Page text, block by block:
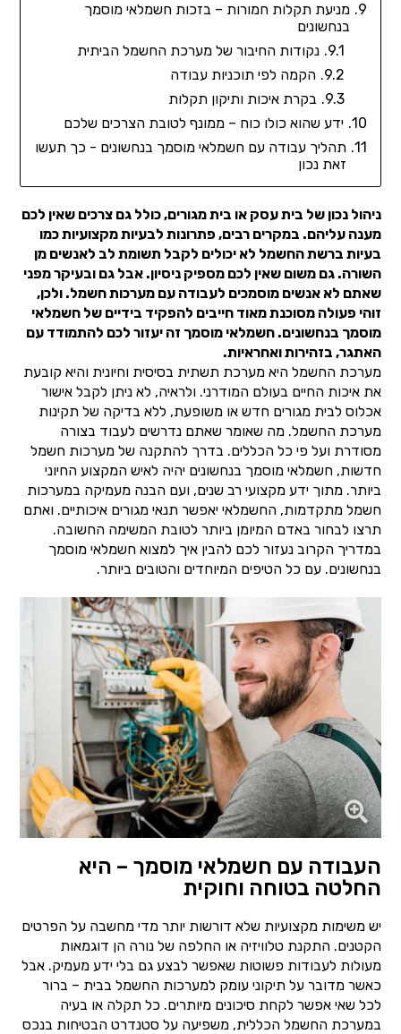
מניעת תקלות חמורות – בזכות חשמלאי מוסמך
בנחשונים
נקודות החיבור של מערכת החשמל הביתית
הקמה לפי תוכניות עבודה
בקרת איכות ותיקון תקלות
ידע שהוא כולו כוח – ממונף לטובת הצרכים שלכם
תהליך עבודה עם חשמלאי מוסמך בנחשונים - כך תעשו
זאת נכון
ניהול נכון של בית עסק או בית מגורים, כולל גם צרכים שאין לכם
מענה עליהם. במקרים רבים, פתרונות לבעיות מקצועיות כמו
בעיות ברשת החשמל לא יכולים לקבל תשומת לב לאנשים מן
השורה. גם משום שאין לכם מספיק ניסיון. אבל גם ובעיקר מפני
שאתם לא אנשים מוסמכים לעבודה עם מערכות חשמל. ולכן,
זוהי פעולה מסוכנת מאוד חייבים להפקיד בידיים של חשמלאי
מוסמך בנחשונים. חשמלאי מוסמך זה יעזור לכם להתמודד עם
האתגר, בזהירות ואחראיות.
מערכת החשמל היא מערכת תשתית בסיסית וחיונית והיא קובעת
את איכות החיים בעולם המודרני. ולראיה, לא ניתן לקבל אישור
אכלוס לבית מגורים חדש או משופעת, ללא בדיקה של תקינות
מערכת החשמל. מה שאומר שאתם נדרשים לעבוד בצורה
מסודרת ועל פי כל הכללים. בדרך להתקנה של מערכות חשמל
חדשות, חשמלאי מוסמך בנחשונים יהיה לאיש המקצוע החיוני
ביותר. מתוך ידע מקצועי רב שנים, ועם הבנה מעמיקה במערכות
חשמל מתקדמות, החשמלאי יאפשר תנאי מגורים איכותיים. ואתם
תרצו לבחור באדם המיומן ביותר לטובת המשימה החשובה.
במדריך הקרוב נעזור לכם להבין איך למצוא חשמלאי מוסמך
בנחשונים. עם כל הטיפים המיוחדים והטובים ביותר.
העבודה עם חשמלאי מוסמך – היא
החלטה בטוחה וחוקית
יש משימות מקצועיות שלא דורשות יותר מדי מחשבה על הפרטים
הקטנים. התקנת טלוויזיה או החלפה של נורה הן דוגמאות
מעולות לעבודות פשוטות שאפשר לבצע גם בלי ידע מעמיק. אבל
כאשר מדובר על תיקוני עומק למערכות החשמל בבית – ברור
לכל שאי אפשר לקחת סיכונים מיותרים. כל תקלה או בעיה
במערכת החשמל הכללית, משפיעה על סטנדרט הבטיחות בנכס